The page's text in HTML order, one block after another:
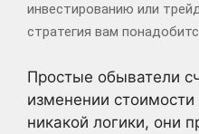
инвестированию или
стратегия вам
Простые обыватели
изменении
никакой логики, они